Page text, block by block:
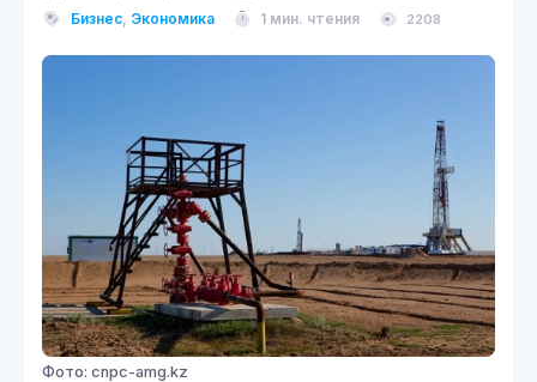
Бизнес, Экономика 1 мин. чтения 2208
Фото: cnpc-amg.kz